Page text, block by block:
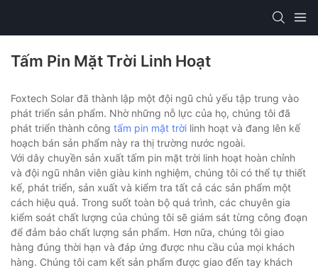
Tấm Pin Mặt Trời Linh Hoạt
Foxtech Solar đã thành lập một đội ngũ chủ yếu tập trung vào
phát triển sản phẩm. Nhờ những nỗ lực của họ, chúng tôi đã
phát triển thành công tấm pin mặt trời linh hoạt và đang lên kế
hoạch bán sản phẩm này ra thị trường nước ngoài.
Với dây chuyền sản xuất tấm pin mặt trời linh hoạt hoàn chỉnh
và đội ngũ nhân viên giàu kinh nghiệm, chúng tôi có thể tự thiết
kế, phát triển, sản xuất và kiểm tra tất cả các sản phẩm một
cách hiệu quả. Trong suốt toàn bộ quá trình, các chuyên gia
kiểm soát chất lượng của chúng tôi sẽ giám sát từng công đoạn
để đảm bảo chất lượng sản phẩm. Hơn nữa, chúng tôi giao
hàng đúng thời hạn và đáp ứng được nhu cầu của mọi khách
hàng. Chúng tôi cam kết sản phẩm được giao đến tay khách